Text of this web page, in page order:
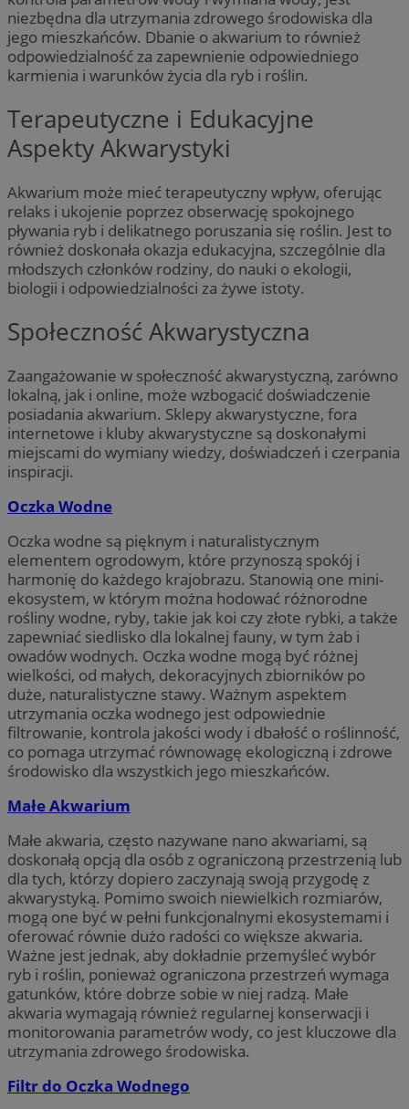
niezbędna dla utrzymania zdrowego środowiska dla
jego mieszkańców. Dbanie o akwarium to również
odpowiedzialność za zapewnienie odpowiedniego
karmienia i warunków życia dla ryb i roślin.
Terapeutyczne i Edukacyjne
Aspekty Akwarystyki
Akwarium może mieć terapeutyczny wpływ, oferując
relaks i ukojenie poprzez obserwację spokojnego
pływania ryb i delikatnego poruszania się roślin. Jest to
również doskonała okazja edukacyjna, szczególnie dla
młodszych członków rodziny, do nauki o ekologii,
biologii i odpowiedzialności za żywe istoty.
Społeczność Akwarystyczna
Zaangażowanie w społeczność akwarystyczną, zarówno
lokalną, jak i online, może wzbogacić doświadczenie
posiadania akwarium. Sklepy akwarystyczne, fora
internetowe i kluby akwarystyczne są doskonałymi
miejscami do wymiany wiedzy, doświadczeń i czerpania
inspiracji.
Oczka Wodne
Oczka wodne są pięknym i naturalistycznym
elementem ogrodowym, które przynoszą spokój i
harmonię do każdego krajobrazu. Stanowią one mini-
ekosystem, w którym można hodować różnorodne
rośliny wodne, ryby, takie jak koi czy złote rybki, a także
zapewniać siedlisko dla lokalnej fauny, w tym żab i
owadów wodnych. Oczka wodne mogą być różnej
wielkości, od małych, dekoracyjnych zbiorników po
duże, naturalistyczne stawy. Ważnym aspektem
utrzymania oczka wodnego jest odpowiednie
filtrowanie, kontrola jakości wody i dbałość o roślinność,
co pomaga utrzymać równowagę ekologiczną i zdrowe
środowisko dla wszystkich jego mieszkańców.
Małe Akwarium
Małe akwaria, często nazywane nano akwariami, są
doskonałą opcją dla osób z ograniczoną przestrzenią lub
dla tych, którzy dopiero zaczynają swoją przygodę z
akwarystyką. Pomimo swoich niewielkich rozmiarów,
mogą one być w pełni funkcjonalnymi ekosystemami i
oferować równie dużo radości co większe akwaria.
Ważne jest jednak, aby dokładnie przemyśleć wybór
ryb i roślin, ponieważ ograniczona przestrzeń wymaga
gatunków, które dobrze sobie w niej radzą. Małe
akwaria wymagają również regularnej konserwacji i
monitorowania parametrów wody, co jest kluczowe dla
utrzymania zdrowego środowiska.
Filtr do Oczka Wodnego